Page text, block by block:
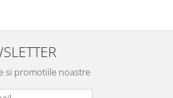
si promotiile noastre